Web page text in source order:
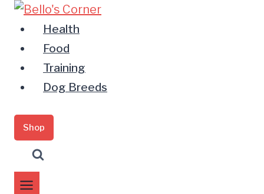
Zum
Inhalt
springen
Health
Food
Training
Dog Breeds
Shop